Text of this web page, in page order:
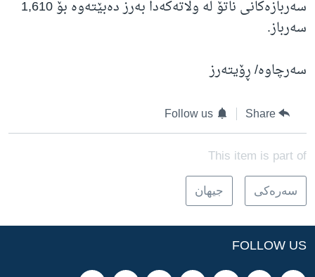
سەربازەکانی ناتۆ لە وڵاتەکەدا بەرز دەبێتەوە بۆ 1,610
سەرباز.
سەرچاوە/ ڕۆیتەرز
Share
Follow us
This item is part of
سه‌ره‌کی جیهان
FOLLOW US